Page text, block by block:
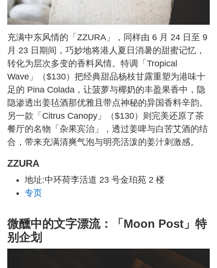
充满中东风情的「ZZURA」，同样由 6 月 24 日至 9
月 23 日期间，巧妙地将港人夏日消暑的甜蜜记忆，
转化为层次多变的香料风情。特调「Tropical
Wave」（$130）把经典甜品杨枝甘露重塑为港味十
足的 Pina Colada，让菠萝与椰奶的丰盈果香中，隐
隐渗透出姜毡酒那优雅且带点神秘的异国香料辛韵。
另一款「Citrus Canopy」（$130）则完美还原了茶
餐厅的名物「杂果宾治」，透过姜啤与白苦艾酒的结
合，带来充满清爽气泡与明亮活泼的姜汁刺激感。
ZZURA
地址:中环荷李活道 23 号金珀苑 2 楼
专页
微醺中的文字漂流：「Moon Post」特
别企划